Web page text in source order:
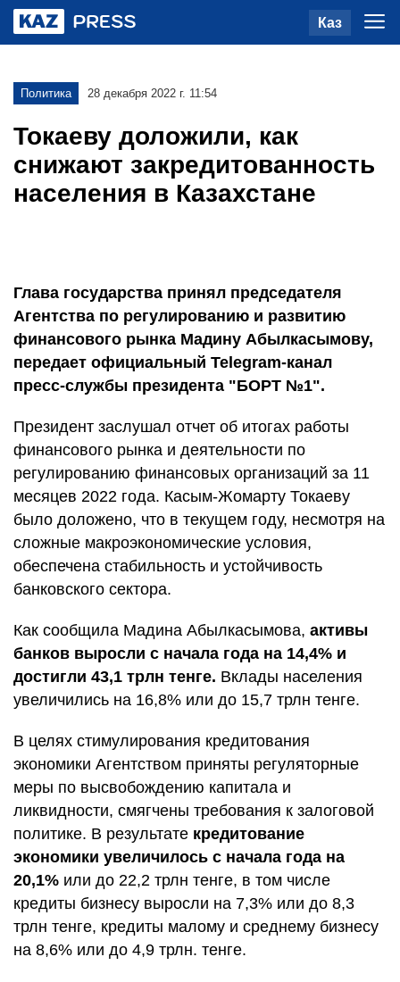
Каз
Политика 28 декабря 2022 г. 11:54
Токаеву доложили, как
снижают закредитованность
населения в Казахстане
Глава государства принял председателя
Агентства по регулированию и развитию
финансового рынка Мадину Абылкасымову,
передает официальный Telegram-канал
пресс-службы президента "БОРТ №1".
Президент заслушал отчет об итогах работы
финансового рынка и деятельности по
регулированию финансовых организаций за 11
месяцев 2022 года. Касым-Жомарту Токаеву
было доложено, что в текущем году, несмотря на
сложные макроэкономические условия,
обеспечена стабильность и устойчивость
банковского сектора.
Как сообщила Мадина Абылкасымова, активы
банков выросли с начала года на 14,4% и
достигли 43,1 трлн тенге. Вклады населения
увеличились на 16,8% или до 15,7 трлн тенге.
В целях стимулирования кредитования
экономики Агентством приняты регуляторные
меры по высвобождению капитала и
ликвидности, смягчены требования к залоговой
политике. В результате кредитование
экономики увеличилось с начала года на
20,1% или до 22,2 трлн тенге, в том числе
кредиты бизнесу выросли на 7,3% или до 8,3
трлн тенге, кредиты малому и среднему бизнесу
на 8,6% или до 4,9 трлн. тенге.